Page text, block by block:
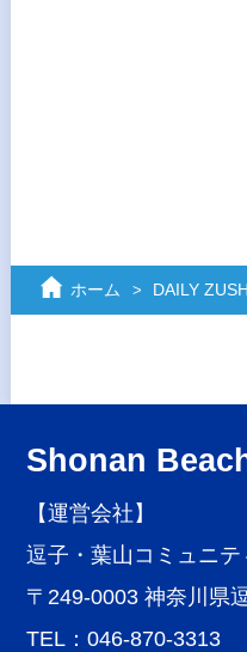
ホーム DAILY
Shonan
【運営会社】
逗子・葉山コミュニ
〒249-0003 神奈川県
TEL：046-870-3313